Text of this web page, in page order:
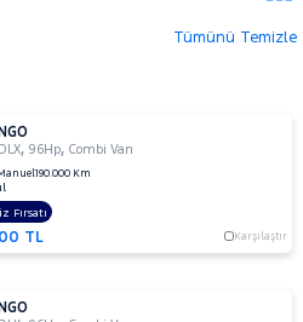
Tümünü Temizle
,96Hp,Combi Van
190.000 Km
TL Karşılaştır
Fırsatı